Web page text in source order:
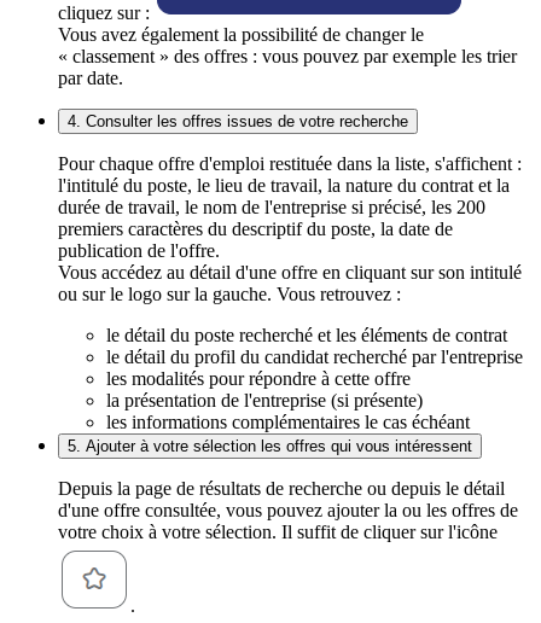
cliquez sur :
Vous avez également la possibilité de changer le
« classement » des offres : vous pouvez par exemple les trier
par date.
4. Consulter les offres issues de votre recherche
Pour chaque offre d'emploi restituée dans la liste, s'affichent :
l'intitulé du poste, le lieu de travail, la nature du contrat et la
durée de travail, le nom de l'entreprise si précisé, les 200
premiers caractères du descriptif du poste, la date de
publication de l'offre.
Vous accédez au détail d'une offre en cliquant sur son intitulé
ou sur le logo sur la gauche. Vous retrouvez :
le détail du poste recherché et les éléments de contrat
le détail du profil du candidat recherché par l'entreprise
les modalités pour répondre à cette offre
la présentation de l'entreprise (si présente)
les informations complémentaires le cas échéant
5. Ajouter à votre sélection les offres qui vous intéressent
Depuis la page de résultats de recherche ou depuis le détail
d'une offre consultée, vous pouvez ajouter la ou les offres de
votre choix à votre sélection. Il suffit de cliquer sur l'icône
.